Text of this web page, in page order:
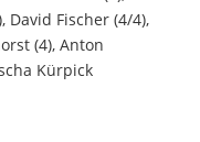
David Fischer (4/4),
(4), Anton
Kürpick